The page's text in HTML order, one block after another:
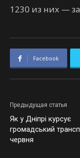
1230 из них —
Facebook
Предыдущая статья
Як у Дніпрі курсує
громадський
червня